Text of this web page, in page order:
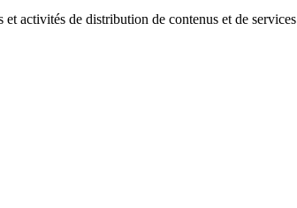
activités de distribution de contenus et de services